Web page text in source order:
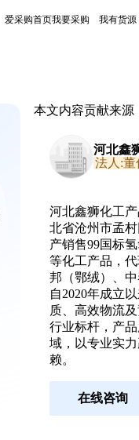
爱采购首页我要采购 我有货源
本文内容贡献来源
河北鑫
法人:董
河北鑫狮化工
北省沧州市孟
产销售99国标
等化工产品，
邦（鄂绒）、
自2020年成立
质、高效物流
行业标杆，产
域，以专业实
赖。
在线咨询